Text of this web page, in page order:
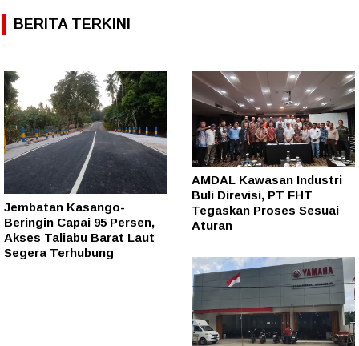
BERITA TERKINI
Jembatan Kasango-
Beringin Capai 95 Persen,
Akses Taliabu Barat Laut
Segera Terhubung
AMDAL Kawasan Industri
Buli Direvisi, PT FHT
Tegaskan Proses Sesuai
Aturan